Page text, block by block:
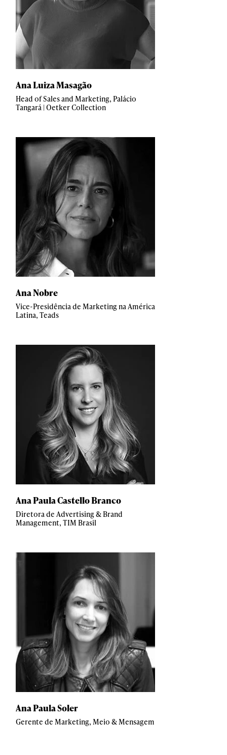
Ana Luiza Masagão
Head of Sales and Marketing, Palácio
Tangará | Oetker Collection
Ana Nobre
Vice-Presidência de Marketing na América
Latina, Teads
Ana Paula Castello Branco
Diretora de Advertising & Brand
Management, TIM Brasil
Ana Paula Soler
Gerente de Marketing, Meio & Mensagem